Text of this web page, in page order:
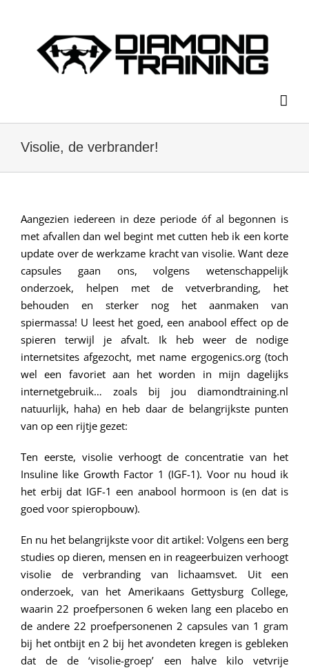
Visolie, de verbrander!
Aangezien iedereen in deze periode óf al begonnen is
met afvallen dan wel begint met cutten heb ik een korte
update over de werkzame kracht van visolie. Want deze
capsules gaan ons, volgens wetenschappelijk
onderzoek, helpen met de vetverbranding, het
behouden en sterker nog het aanmaken van
spiermassa! U leest het goed, een anabool effect op de
spieren terwijl je afvalt. Ik heb weer de nodige
internetsites afgezocht, met name ergogenics.org (toch
wel een favoriet aan het worden in mijn dagelijks
internetgebruik… zoals bij jou diamondtraining.nl
natuurlijk, haha) en heb daar de belangrijkste punten
van op een rijtje gezet:
Ten eerste, visolie verhoogt de concentratie van het
Insuline like Growth Factor 1 (IGF-1). Voor nu houd ik
het erbij dat IGF-1 een anabool hormoon is (en dat is
goed voor spieropbouw).
En nu het belangrijkste voor dit artikel: Volgens een berg
studies op dieren, mensen en in reageerbuizen verhoogt
visolie de verbranding van lichaamsvet. Uit een
onderzoek, van het Amerikaans Gettysburg College,
waarin 22 proefpersonen 6 weken lang een placebo en
de andere 22 proefpersonenen 2 capsules van 1 gram
bij het ontbijt en 2 bij het avondeten kregen is gebleken
dat de de ‘visolie-groep’ een halve kilo vetvrije